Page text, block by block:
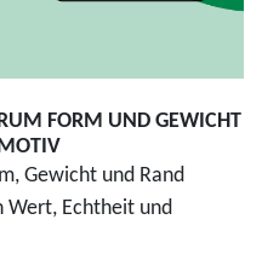
FORM UND GEWICHT
Gewicht und Rand
Wert, Echtheit und